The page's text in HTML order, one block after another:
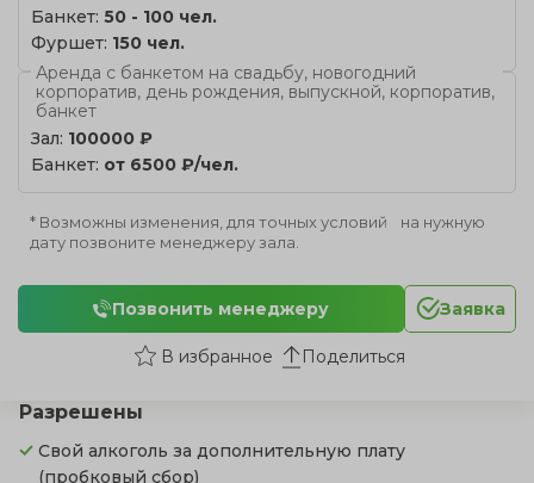
Разрешены
Свой алкоголь за дополнительную плату
(пробковый сбор)
Банкет: 50 - 100 чел.
Фуршет: 150 чел.
Аренда с банкетом на свадьбу, новогодний
корпоратив, день рождения, выпускной, корпоратив,
банкет
Зал: 100000 ₽
Банкет: от 6500 ₽/чел.
* Возможны изменения, для точных условий на нужную
дату позвоните менеджеру зала.
Позвонить менеджеру Заявка
Поделиться